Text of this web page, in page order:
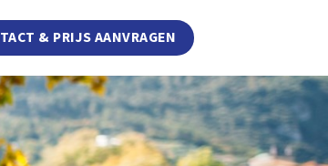
& PRIJS AANVRAGEN